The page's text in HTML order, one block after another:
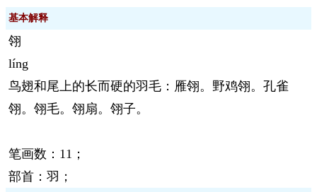
基本解释
翎
líng
鸟翅和尾上的长而硬的羽毛：雁翎。野鸡翎。孔雀
翎。翎毛。翎扇。翎子。
笔画数：11；
部首：羽；